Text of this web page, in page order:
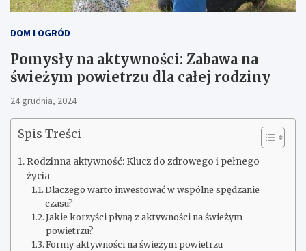
DOM I OGRÓD
Pomysły na aktywności: Zabawa na
świeżym powietrzu dla całej rodziny
24 grudnia, 2024
Spis Treści
Rodzinna aktywność: Klucz do zdrowego i pełnego
życia
Dlaczego warto inwestować w wspólne spędzanie
czasu?
Jakie korzyści płyną z aktywności na świeżym
powietrzu?
Formy aktywności na świeżym powietrzu